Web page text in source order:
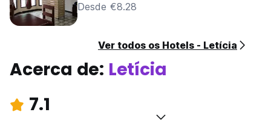
Desde €8.28
Ver todos os Hotels - Letícia
Acerca de: Letícia
7.1